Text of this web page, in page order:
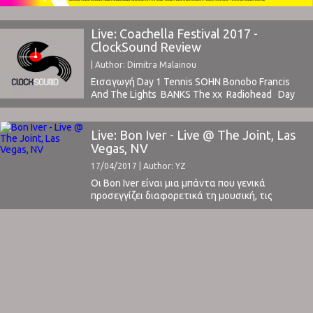
προηγούμενου δίσκου τους "Reflektor"
Live: Coachella Festival 2017 -
ClockSound Review
| Author: Dimitra Malainou
Εισαγωγή Day 1 Tennis SOHN Bonobo Francis
And The Lights BANKS The xx Radiohead Day
2 Coachella festival grounds experience
accompanied by The Head and The Heart's folk
music Floating Points / Daphni (Caribou) / Four Tet
back to back at Coachella's Yuma
stage Moderat "Running" with Moderat at
Coachella Röyksopp Phantogram Bon IverBon
Iver with many friends on stage Bruce Hornsby &
Jenny Lewis Bon Iver ...
Live: Bon Iver - Live @ The Joint, Las
Vegas, NV
17/04/2017 | Author: YZ
Οι Bon Iver είναι μια μπάντα που γενικά
προσεγγίζει διαφορετικά τη μουσική, τις
εμφανίσεις και τη διαχείριση της